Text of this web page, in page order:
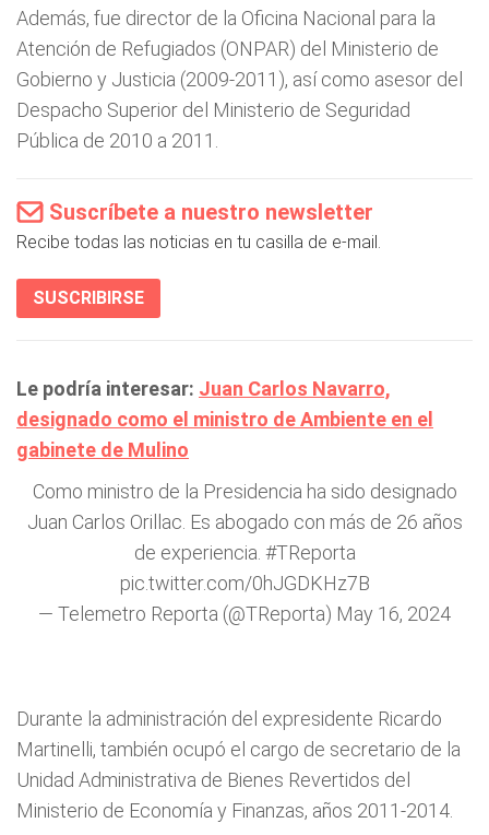
Además, fue director de la Oficina Nacional para la
Atención de Refugiados (ONPAR) del Ministerio de
Gobierno y Justicia (2009-2011), así como asesor del
Despacho Superior del Ministerio de Seguridad
Pública de 2010 a 2011.
Suscríbete a nuestro newsletter
Recibe todas las noticias en tu casilla de e-mail.
SUSCRIBIRSE
Le podría interesar: Juan Carlos Navarro,
designado como el ministro de Ambiente en el
gabinete de Mulino
Como ministro de la Presidencia ha sido designado
Juan Carlos Orillac. Es abogado con más de 26 años
de experiencia. #TReporta
pic.twitter.com/0hJGDKHz7B
— Telemetro Reporta (@TReporta) May 16, 2024
Durante la administración del expresidente Ricardo
Martinelli, también ocupó el cargo de secretario de la
Unidad Administrativa de Bienes Revertidos del
Ministerio de Economía y Finanzas, años 2011-2014.